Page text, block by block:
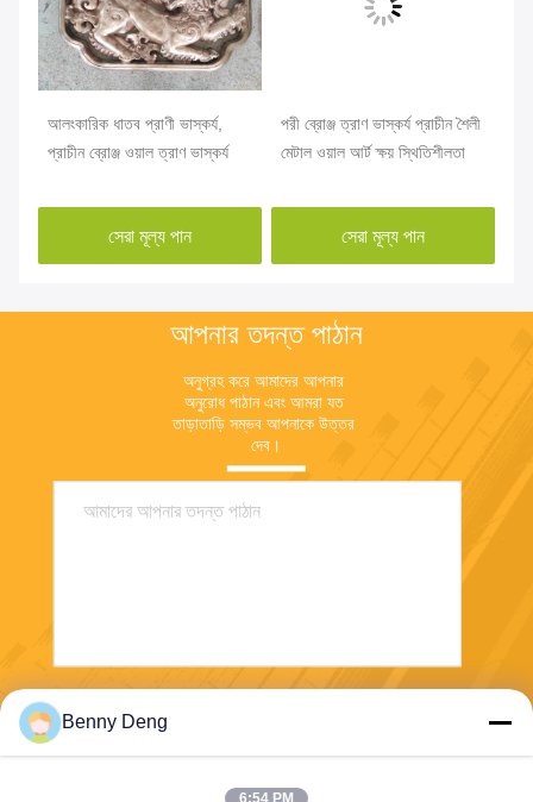
আলংকারিক ধাতব প্রাণী ভাস্কর্য,
প্রাচীন ব্রোঞ্জ ওয়াল ত্রাণ ভাস্কর্য
সেরা মূল্য পান
পরী ব্রোঞ্জ ত্রাণ ভাস্কর্য প্রাচীন শৈলী
মেটাল ওয়াল আর্ট ক্ষয় স্থিতিশীলতা
সেরা মূল্য পান
আপনার তদন্ত পাঠান
অনুগ্রহ করে আমাদের আপনার
অনুরোধ পাঠান এবং আমরা যত
তাড়াতাড়ি সম্ভব আপনাকে উত্তর
দেব।
Benny Deng
6:54 PM